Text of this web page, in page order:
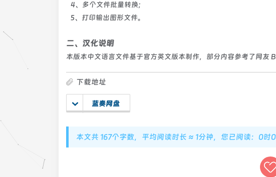
4、多个文件批量转换；
5、打印输出图形文件。
二、汉化说明
本版本中文语言文件基于官方英文版本制作，部分内容参考了网友
下载地址
蓝奏网盘
本文共 167个字数，平均阅读时长 ≈ 1分钟，您已阅读：0时0